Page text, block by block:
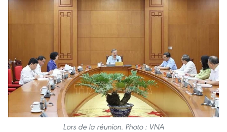
Lors de la réunion. Photo : VNA